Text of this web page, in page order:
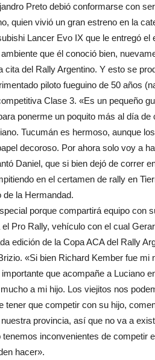
Preto debió conformarse con
quien vivió un gran estreno en la
Lancer Evo IX que le entregó el
que él conoció bien,
cita del Rally Argentino. Y esto se
piloto fueguino de 50 años
Clase 3. «Es un pequeño
ponerme un poquito más al día
Tucumán es hermoso, aunque
decoroso. Por ahora solo voy a
Daniel, que si bien dejó de correr
en el certamen de rally en
la Hermandad.
porque compartirá equipo con
Pro Rally, vehículo con el cual
edición de la Copa ACA del Rally
«Si bien Richard Kember fue mi
que acompañe a Luciano
a mi hijo. Los viejitos nos
tener que competir con su hijo,
provincia, así que no va a
tenemos inconvenientes de competir
hacer».